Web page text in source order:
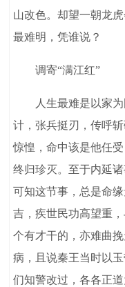
山改色。却望一朝龙
最难明，凭谁说？
调寄“满江红”
人生最难是以家为
计，张兵挺刃，传呼
惊惶，命中该是他任
终归珍灭。至于内延
可知这节事，总是命
吉，疾世民功高望重
个有才干的，亦难曲
病，且说秦王当时以
们知警改过，各各正